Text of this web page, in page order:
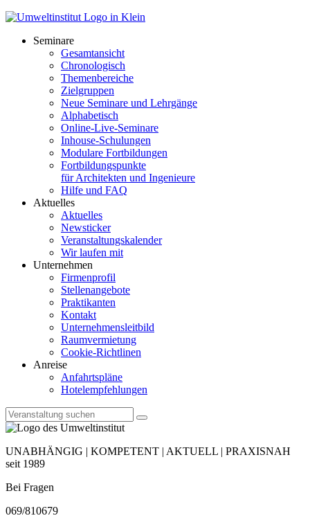
Seminare
Gesamtansicht
Chronologisch
Themenbereiche
Zielgruppen
Neue Seminare und Lehrgänge
Alphabetisch
Online-Live-Seminare
Inhouse-Schulungen
Modulare Fortbildungen
Fortbildungspunkte
für Architekten und Ingenieure
Hilfe und FAQ
Aktuelles
Aktuelles
Newsticker
Veranstaltungskalender
Wir laufen mit
Unternehmen
Firmenprofil
Stellenangebote
Praktikanten
Kontakt
Unternehmensleitbild
Raumvermietung
Cookie-Richtlinen
Anreise
Anfahrtspläne
Hotelempfehlungen
UNABHÄNGIG | KOMPETENT | AKTUELL | PRAXISNAH
seit 1989
Bei Fragen
069/810679